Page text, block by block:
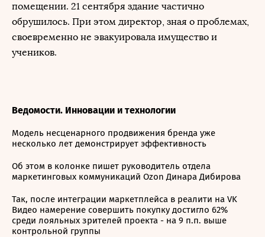
помещении. 21 сентября здание частично
обрушилось. При этом директор, зная о проблемах,
своевременно не эвакуировала имущество и
учеников.
Ведомости. Инновации и технологии
Модель несценарного продвижения бренда уже
несколько лет демонстрирует эффективность
Об этом в колонке пишет руководитель отдела
маркетинговых коммуникаций Ozon Динара Дибирова
Так, после интеграции маркетплейса в реалити на VK
Видео намерение совершить покупку достигло 62%
среди лояльных зрителей проекта - на 9 п.п. выше
контрольной группы